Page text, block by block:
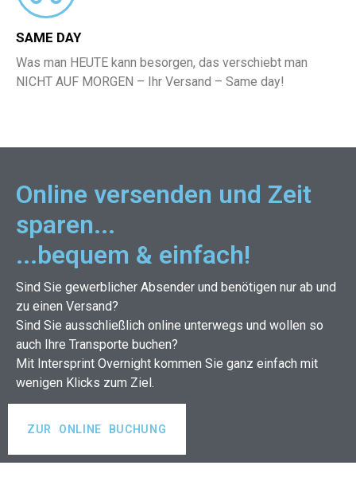
SAME DAY
Was man HEUTE kann besorgen, das verschiebt man
NICHT AUF MORGEN – Ihr Versand – Same day!
Online versenden und Zeit
sparen...
...bequem & einfach!
Sind Sie gewerblicher Absender und benötigen nur ab und
zu einen Versand?
Sind Sie ausschließlich online unterwegs und wollen so
auch Ihre Transporte buchen?
Mit Intersprint Overnight kommen Sie ganz einfach mit
wenigen Klicks zum Ziel.
ZUR ONLINE BUCHUNG